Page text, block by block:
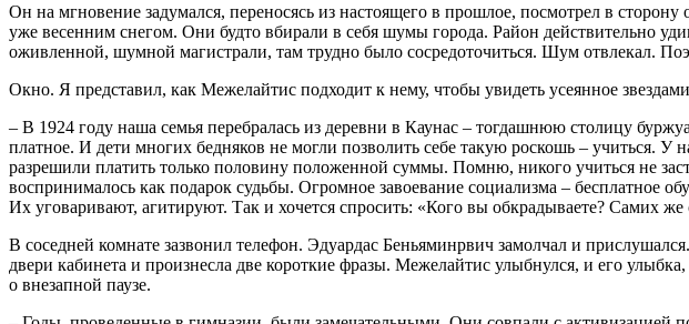
Он на мгновение задумался, переносясь из настоящего в прошлое, посмотрел в
уже весенним снегом. Они будто вбирали в себя шумы города. Район действительно
оживленной, шумной магистрали, там трудно было сосредоточиться. Шум отвлекал.
Окно. Я представил, как Межелайтис подходит к нему, чтобы увидеть усеянное
– В 1924 году наша семья перебралась из деревни в Каунас – тогдашнюю столицу
платное. И дети многих бедняков не могли позволить себе такую роскошь – учиться.
разрешили платить только половину положенной суммы. Помню, никого учиться не
воспринималось как подарок судьбы. Огромное завоевание социализма – бесплатное
Их уговаривают, агитируют. Так и хочется спросить: «Кого вы обкрадываете? Самих же
В соседней комнате зазвонил телефон. Эдуардас Беньяминрвич замолчал и
двери кабинета и произнесла две короткие фразы. Межелайтис улыбнулся, и его
о внезапной паузе.